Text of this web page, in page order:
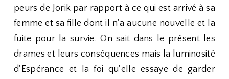
peurs de Jorik par rapport à ce qui est arrivé à sa
femme et sa fille dont il n'a aucune nouvelle et la
fuite pour la survie. On sait dans le présent les
drames et leurs conséquences mais la luminosité
d'Espérance et la foi qu'elle essaye de garder